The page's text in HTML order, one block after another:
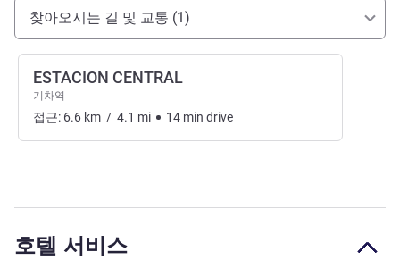
호텔 접근 및 교통
찾아오시는 길 및 교통 (1)
ESTACION CENTRAL
기차역
접근: 6.6 km / 4.1 mi 14 min drive
호텔 서비스